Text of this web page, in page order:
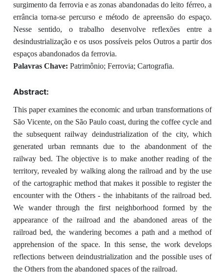
surgimento da ferrovia e as zonas abandonadas do leito férreo, a
errância torna-se percurso e método de apreensão do espaço.
Nesse sentido, o trabalho desenvolve reflexões entre a
desindustrialização e os usos possíveis pelos Outros a partir dos
espaços abandonados da ferrovia.
Palavras Chave: Patrimônio; Ferrovia; Cartografia.
Abstract:
This paper examines the economic and urban transformations of
São Vicente, on the São Paulo coast, during the coffee cycle and
the subsequent railway deindustrialization of the city, which
generated urban remnants due to the abandonment of the
railway bed. The objective is to make another reading of the
territory, revealed by walking along the railroad and by the use
of the cartographic method that makes it possible to register the
encounter with the Others - the inhabitants of the railroad bed.
We wander through the first neighborhood formed by the
appearance of the railroad and the abandoned areas of the
railroad bed, the wandering becomes a path and a method of
apprehension of the space. In this sense, the work develops
reflections between deindustrialization and the possible uses of
the Others from the abandoned spaces of the railroad.